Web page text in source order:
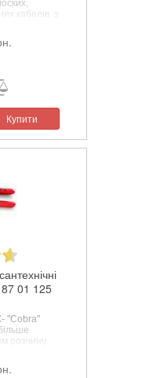
кабелів, з
Купити
87 01 125
"Cobra"
розчину